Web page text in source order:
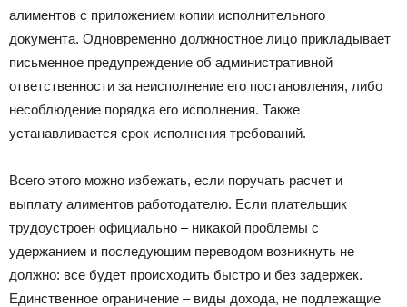
алиментов с приложением копии исполнительного
документа. Одновременно должностное лицо прикладывает
письменное предупреждение об административной
ответственности за неисполнение его постановления, либо
несоблюдение порядка его исполнения. Также
устанавливается срок исполнения требований.
Всего этого можно избежать, если поручать расчет и
выплату алиментов работодателю. Если плательщик
трудоустроен официально – никакой проблемы с
удержанием и последующим переводом возникнуть не
должно: все будет происходить быстро и без задержек.
Единственное ограничение – виды дохода, не подлежащие